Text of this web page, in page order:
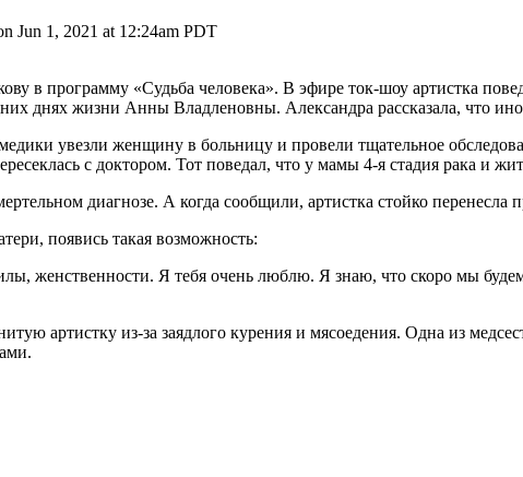
Jun 1, 2021 at 12:24am PDT
в программу «Судьба человека». В эфире ток-шоу артистка
днях жизни Анны Владленовны. Александра рассказала, что
увезли женщину в больницу и провели тщательное
с доктором. Тот поведал, что у мамы 4-я стадия рака и
диагнозе. А когда сообщили, артистка стойко перенесла
появись такая возможность:
женственности. Я тебя очень люблю. Я знаю, что скоро мы
артистку из-за заядлого курения и мясоедения. Одна из